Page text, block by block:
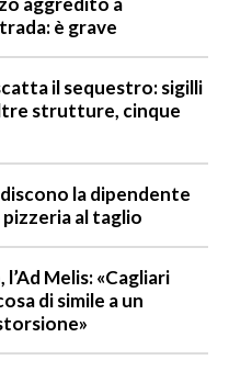
è grave
il sequestro: sigilli
strutture, cinque
la dipendente
al taglio
Melis: «Cagliari
di simile a un